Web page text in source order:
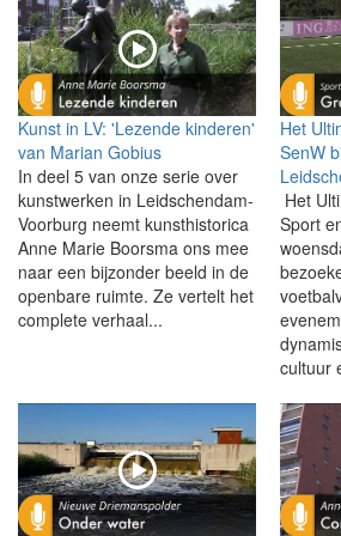
Kunst in LV: 'Lezende kinderen'
van Marian Gobius
In deel 5 van onze serie over
kunstwerken in Leidschendam-
Voorburg neemt kunsthistorica
Anne Marie Boorsma ons mee
naar een bijzonder beeld in de
openbare ruimte. Ze vertelt het
complete verhaal...
Het
SenW
Het
Sport
cultuur